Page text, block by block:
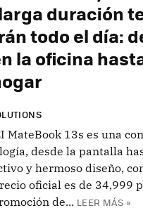
duración
todo el día:
la oficina
MateBook 13s es una
desde la pantalla
y hermoso diseño,
oficial es de 34,999
de... LEER MÁS »